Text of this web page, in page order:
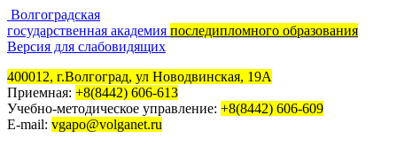
Волгоградская
государственная академия последипломного образования
Версия для слабовидящих
400012, г.Волгоград, ул Новодвинская, 19А
Приемная: +8(8442) 606-613
Учебно-методическое управление: +8(8442) 606-609
E-mail: vgapo@volganet.ru